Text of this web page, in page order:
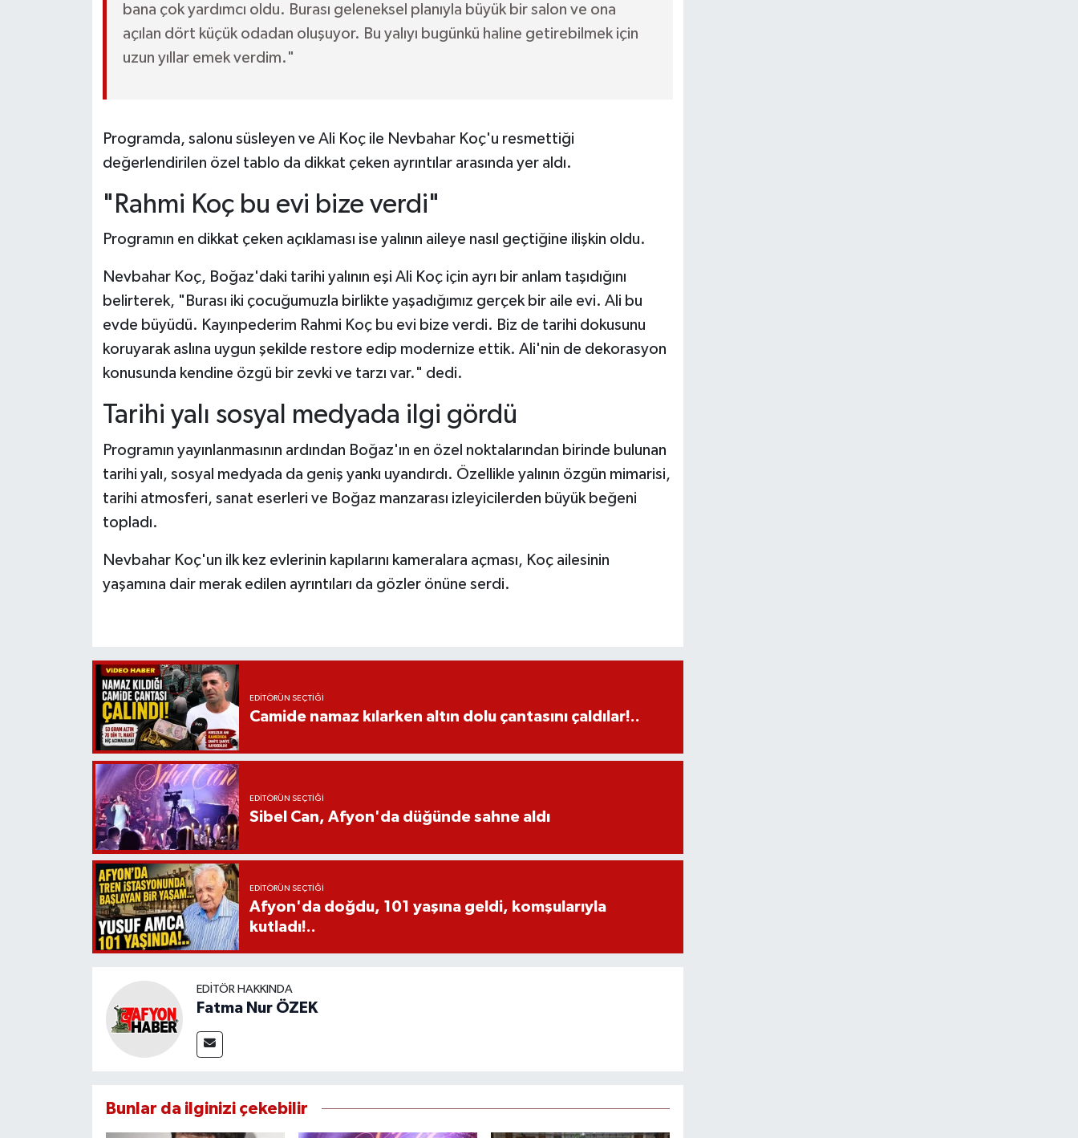
bana çok yardımcı oldu. Burası geleneksel planıyla büyük bir salon ve ona
açılan dört küçük odadan oluşuyor. Bu yalıyı bugünkü haline getirebilmek için
uzun yıllar emek verdim."
Programda, salonu süsleyen ve Ali Koç ile Nevbahar Koç'u resmettiği
değerlendirilen özel tablo da dikkat çeken ayrıntılar arasında yer aldı.
"Rahmi Koç bu evi bize verdi"
Programın en dikkat çeken açıklaması ise yalının aileye nasıl geçtiğine ilişkin oldu.
Nevbahar Koç, Boğaz'daki tarihi yalının eşi Ali Koç için ayrı bir anlam taşıdığını
belirterek, "Burası iki çocuğumuzla birlikte yaşadığımız gerçek bir aile evi. Ali bu
evde büyüdü. Kayınpederim Rahmi Koç bu evi bize verdi. Biz de tarihi dokusunu
koruyarak aslına uygun şekilde restore edip modernize ettik. Ali'nin de dekorasyon
konusunda kendine özgü bir zevki ve tarzı var." dedi.
Tarihi yalı sosyal medyada ilgi gördü
Programın yayınlanmasının ardından Boğaz'ın en özel noktalarından birinde bulunan
tarihi yalı, sosyal medyada da geniş yankı uyandırdı. Özellikle yalının özgün mimarisi,
tarihi atmosferi, sanat eserleri ve Boğaz manzarası izleyicilerden büyük beğeni
topladı.
Nevbahar Koç'un ilk kez evlerinin kapılarını kameralara açması, Koç ailesinin
yaşamına dair merak edilen ayrıntıları da gözler önüne serdi.
EDITÖRÜN SEÇTIĞI
Camide namaz kılarken altın dolu çantasını çaldılar!..
EDITÖRÜN SEÇTIĞI
Sibel Can, Afyon'da düğünde sahne aldı
EDITÖRÜN SEÇTIĞI
Afyon'da doğdu, 101 yaşına geldi, komşularıyla
kutladı!..
EDITÖR HAKKINDA
Fatma Nur ÖZEK
Bunlar da ilginizi çekebilir